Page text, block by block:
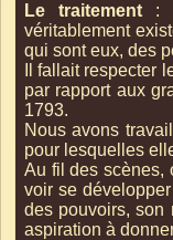
Le traitement :
véritablement
qui sont eux, des
Il fallait respecter
par rapport aux
1793.
Nous avons
pour lesquelles
Au fil des scènes,
voir se
des pouvoirs, son
aspiration à